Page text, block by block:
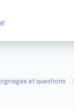
et questions